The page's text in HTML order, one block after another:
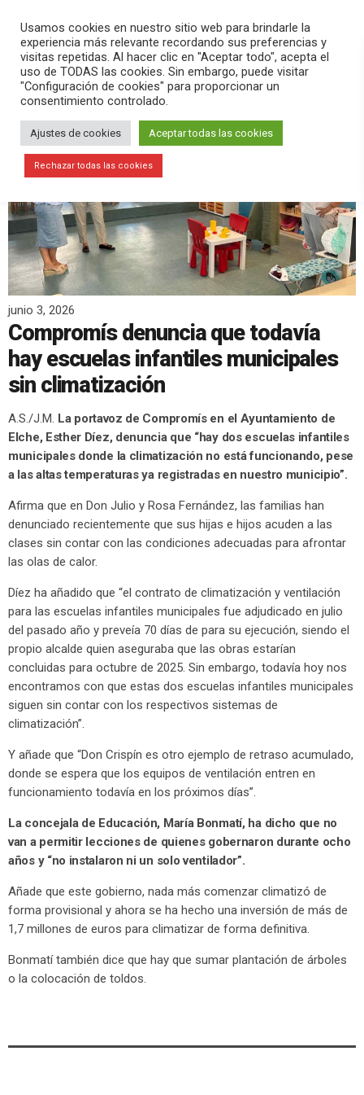
search menu pause PLAY
junio 3, 2026
Compromís denuncia que todavía
hay escuelas infantiles municipales
sin climatización
A.S./J.M. La portavoz de Compromís en el Ayuntamiento de
Elche, Esther Díez, denuncia que “hay dos escuelas infantiles
municipales donde la climatización no está funcionando, pese
a las altas temperaturas ya registradas en nuestro municipio”.
Afirma que en Don Julio y Rosa Fernández, las familias han
denunciado recientemente que sus hijas e hijos acuden a las
clases sin contar con las condiciones adecuadas para afrontar
las olas de calor.
Díez ha añadido que “el contrato de climatización y ventilación
para las escuelas infantiles municipales fue adjudicado en julio
del pasado año y preveía 70 días de para su ejecución, siendo el
propio alcalde quien aseguraba que las obras estarían
concluidas para octubre de 2025. Sin embargo, todavía hoy nos
encontramos con que estas dos escuelas infantiles municipales
siguen sin contar con los respectivos sistemas de
climatización”.
Y añade que “Don Crispín es otro ejemplo de retraso acumulado,
donde se espera que los equipos de ventilación entren en
funcionamiento todavía en los próximos días”.
La concejala de Educación, María Bonmatí, ha dicho que no
van a permitir lecciones de quienes gobernaron durante ocho
años y “no instalaron ni un solo ventilador”.
Añade que este gobierno, nada más comenzar climatizó de
forma provisional y ahora se ha hecho una inversión de más de
1,7 millones de euros para climatizar de forma definitiva.
Bonmatí también dice que hay que sumar plantación de árboles
o la colocación de toldos.
Usamos cookies en nuestro sitio web para brindarle la
experiencia más relevante recordando sus preferencias y
visitas repetidas. Al hacer clic en "Aceptar todo", acepta el
uso de TODAS las cookies. Sin embargo, puede visitar
"Configuración de cookies" para proporcionar un
consentimiento controlado.
Ajustes de cookies Aceptar todas las cookies
Rechazar todas las cookies